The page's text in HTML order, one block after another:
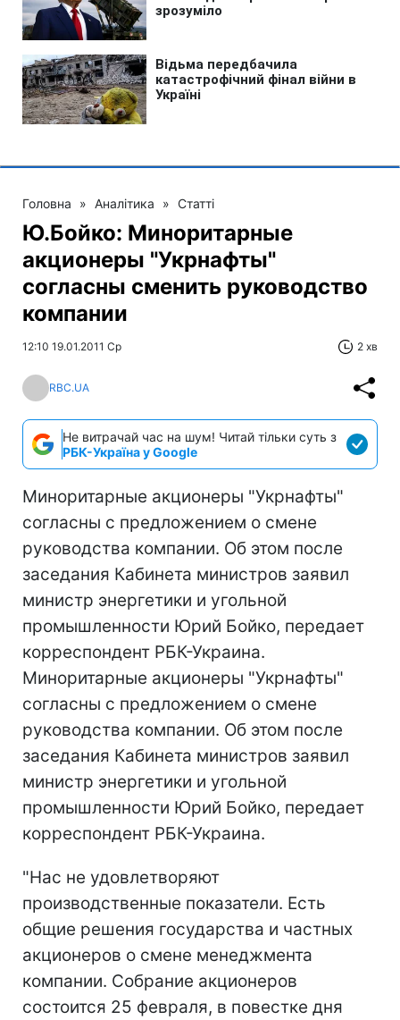
Головна » Аналітика » Статті
Ю.Бойко: Миноритарные
акционеры "Укрнафты"
согласны сменить руководство
компании
12:10 19.01.2011 Ср 2 хв
RBC.UA
Не витрачай час на шум! Читай тільки суть з
РБК-Україна у Google
Миноритарные акционеры "Укрнафты"
согласны с предложением о смене
руководства компании. Об этом после
заседания Кабинета министров заявил
министр энергетики и угольной
промышленности Юрий Бойко, передает
корреспондент РБК-Украина.
Миноритарные акционеры "Укрнафты"
согласны с предложением о смене
руководства компании. Об этом после
заседания Кабинета министров заявил
министр энергетики и угольной
промышленности Юрий Бойко, передает
корреспондент РБК-Украина.
"Нас не удовлетворяют
производственные показатели. Есть
общие решения государства и частных
акционеров о смене менеджмента
компании. Собрание акционеров
состоится 25 февраля, в повестке дня